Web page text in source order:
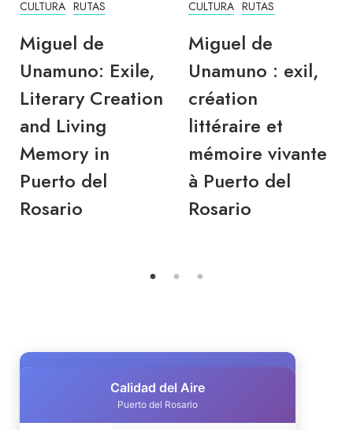
CULTURA RUTAS
Miguel de
Unamuno: Exile,
Literary Creation
and Living
Memory in
Puerto del
Rosario
CULTURA RUTAS
Miguel de
Unamuno : exil,
création
littéraire et
mémoire vivante
à Puerto del
Rosario